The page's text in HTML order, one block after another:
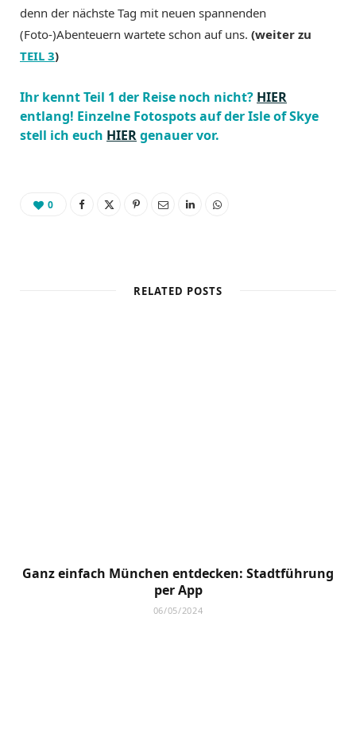
denn der nächste Tag mit neuen spannenden
(Foto-)Abenteuern wartete schon auf uns. (weiter zu
TEIL 3)
Ihr kennt Teil 1 der Reise noch nicht? HIER
entlang! Einzelne Fotospots auf der Isle of Skye
stell ich euch HIERgenauer vor.
0
RELATED POSTS
Ganz einfach München entdecken: Stadtführung
per App
06/05/2024